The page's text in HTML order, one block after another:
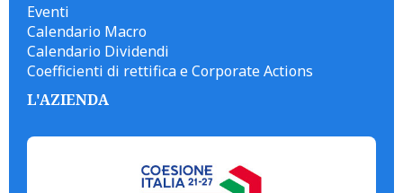
Eventi
Calendario Macro
Calendario Dividendi
Coefficienti di rettifica e Corporate Actions
L'AZIENDA